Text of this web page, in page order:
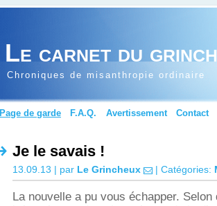
Le carnet du
Chroniques de misanthropie ordinaire
Page de garde F.A.Q. Avertissement Contact
Je le savais !
13.09.13 | par Le Grincheux | Catégories:
La nouvelle a pu vous échapper.